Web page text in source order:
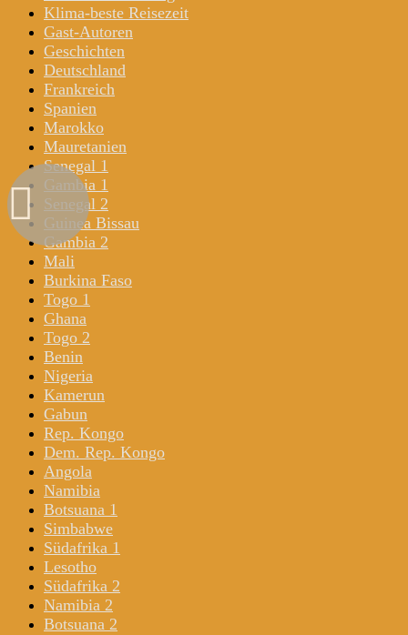
Klima-beste Reisezeit
Gast-Autoren
Geschichten
Deutschland
Frankreich
Spanien
Marokko
Mauretanien
Senegal 1
Gambia 1
Senegal 2
Guinea Bissau
Gambia 2
Mali
Burkina Faso
Togo 1
Ghana
Togo 2
Benin
Nigeria
Kamerun
Gabun
Rep. Kongo
Dem. Rep. Kongo
Angola
Namibia
Botsuana 1
Simbabwe
Südafrika 1
Lesotho
Südafrika 2
Namibia 2
Botsuana 2